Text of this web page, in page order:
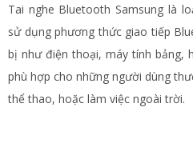
Tai nghe Bluetooth Samsung là
sử dụng phương thức giao tiếp
bị như điện thoại, máy tính bảng,
phù hợp cho những người dùng
thể thao, hoặc làm việc ngoài trời.